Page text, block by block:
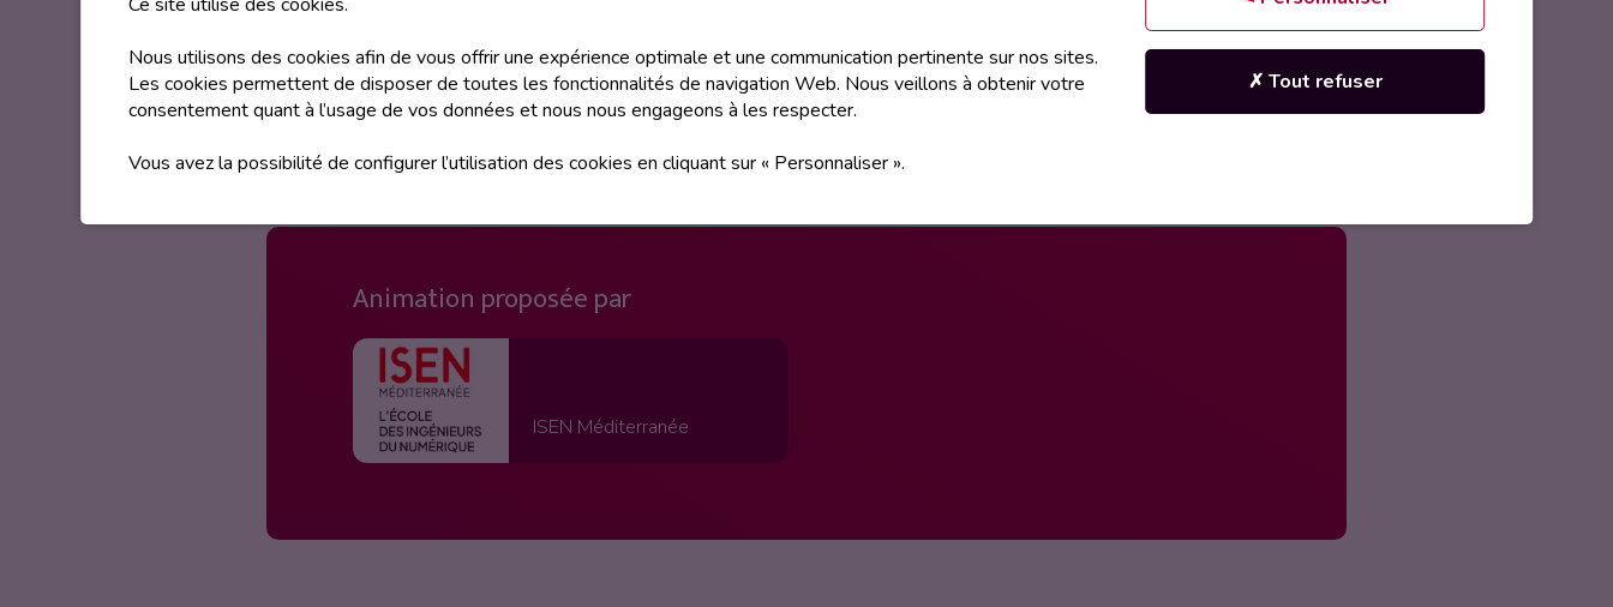
Description
Animation proposée par
ISEN Méditerranée
Nous utilisons des cookies afin de vous offrir une expérience optimale et une communication pertinente sur nos sites.
Les cookies permettent de disposer de toutes les fonctionnalités de navigation Web. Nous veillons à obtenir votre
consentement quant à l’usage de vos données et nous nous engageons à les respecter.
Vous avez la possibilité de configurer l’utilisation des cookies en cliquant sur « Personnaliser ».
✗ Tout refuser